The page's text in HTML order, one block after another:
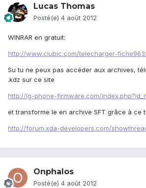
Lucas Thomas
Posté(e) 4 août 2012
WINRAR en gratuit:
http://www.clubic.com/telecharger-
Su tu ne peux pas accéder aux archives,
.kdz sur ce site
http://lg-phone-firmware.com/
et transforme le en archive SFT grâce à ce
http://forum.xda-developers.com/
Onphalos
Posté(e) 4 août 2012